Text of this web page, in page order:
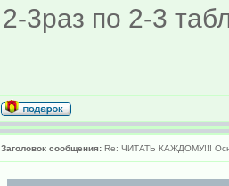
2-3раз по 2-3
Заголовок сообщения: Re: ЧИТАТЬ КАЖДОМУ!!!